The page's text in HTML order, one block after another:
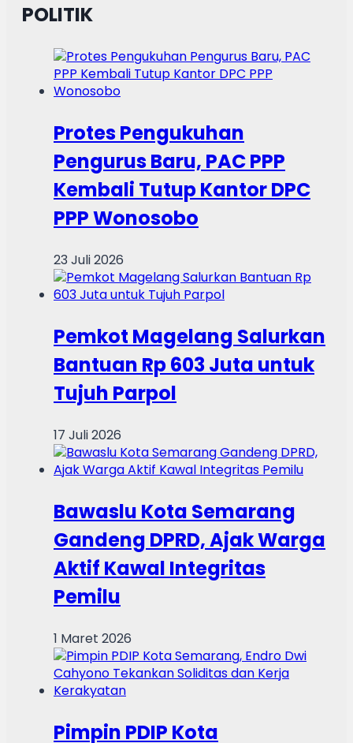
POLITIK
Protes Pengukuhan
Pengurus Baru, PAC PPP
Kembali Tutup Kantor DPC
PPP Wonosobo
23 Juli 2026
Pemkot Magelang Salurkan
Bantuan Rp 603 Juta untuk
Tujuh Parpol
17 Juli 2026
Bawaslu Kota Semarang
Gandeng DPRD, Ajak Warga
Aktif Kawal Integritas
Pemilu
1 Maret 2026
Pimpin PDIP Kota